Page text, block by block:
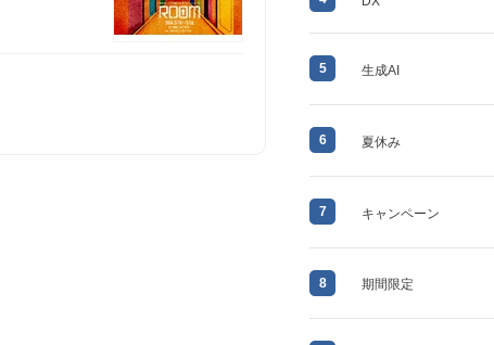
5 生成AI
6 夏休み
7 キャンペーン
8 期間限定